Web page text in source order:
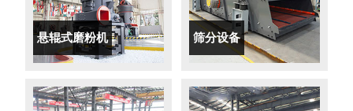
悬辊式磨粉机 筛分设备